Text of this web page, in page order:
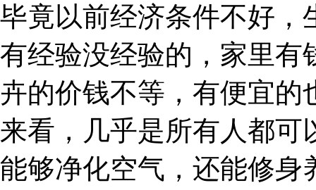
毕竟以前经济条件不好，
有经验没经验的，家里有
卉的价钱不等，有便宜
来看，几乎是所有人都可
能够净化空气，还能修身